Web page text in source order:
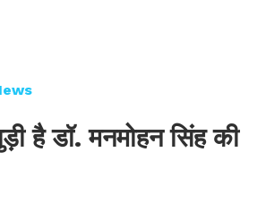
है डॉ. मनमोहन सिंह की